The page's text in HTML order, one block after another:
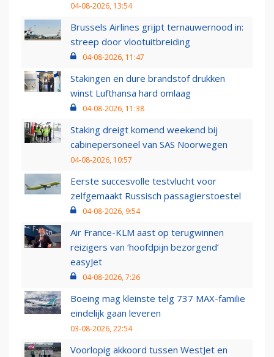
04-08-2026, 13:54
Brussels Airlines grijpt ternauwernood in:
streep door vlootuitbreiding
04-08-2026, 11:47
Stakingen en dure brandstof drukken
winst Lufthansa hard omlaag
04-08-2026, 11:38
Staking dreigt komend weekend bij
cabinepersoneel van SAS Noorwegen
04-08-2026, 10:57
Eerste succesvolle testvlucht voor
zelfgemaakt Russisch passagierstoestel
04-08-2026, 9:54
Air France-KLM aast op terugwinnen
reizigers van ‘hoofdpijn bezorgend’
easyJet
04-08-2026, 7:26
Boeing mag kleinste telg 737 MAX-familie
eindelijk gaan leveren
03-08-2026, 22:54
Voorlopig akkoord tussen WestJet en